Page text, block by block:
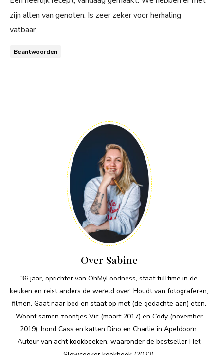
zijn allen van genoten. Is zeer zeker voor herhaling
vatbaar,
Beantwoorden
Over Sabine
36 jaar, oprichter van OhMyFoodness, staat fulltime in de
keuken en reist anders de wereld over. Houdt van fotograferen,
filmen. Gaat naar bed en staat op met (de gedachte aan) eten.
Woont samen zoontjes Vic (maart 2017) en Cody (november
2019), hond Cass en katten Dino en Charlie in Apeldoorn.
Auteur van acht kookboeken, waaronder de bestseller Het